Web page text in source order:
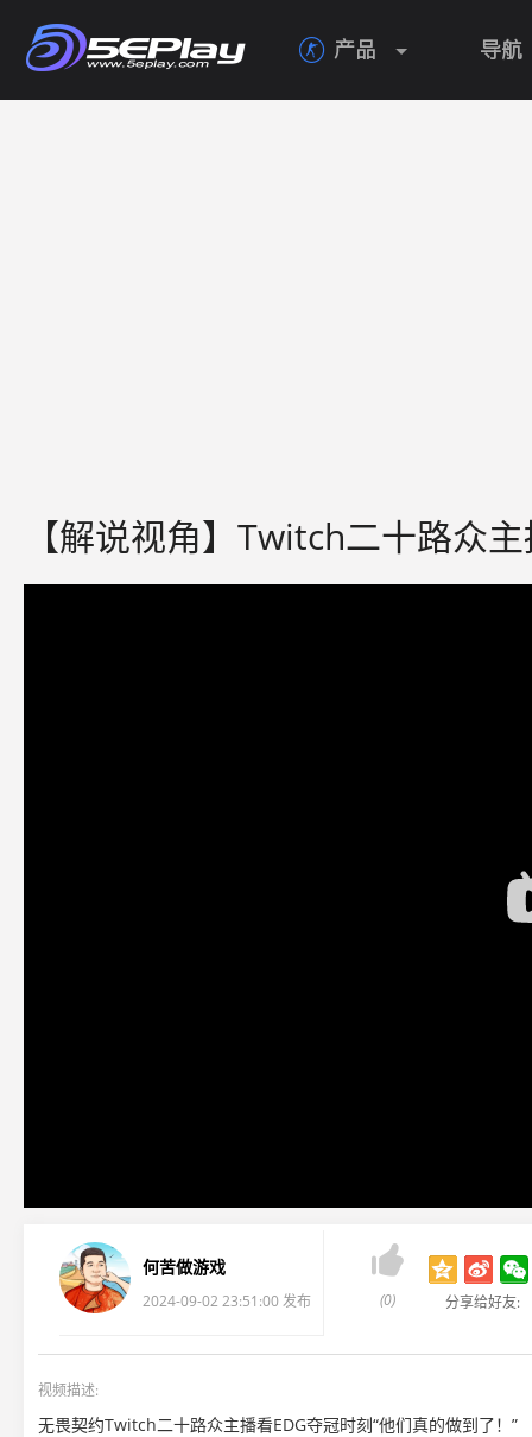
 产品 导航
【解说视角】Twitch二十路众
何苦做游戏
2024-09-02 23:51:00 发布

(0) 分享给好友:
视频描述:
无畏契约Twitch二十路众主播看EDG夺冠时刻“他们真的做到了！”